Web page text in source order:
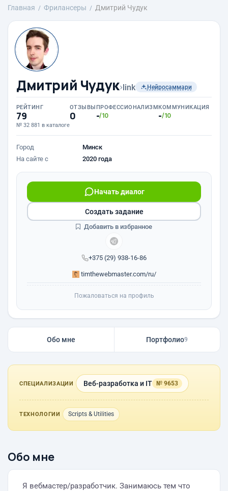
Главная Фрилансеры Дмитрий Чудук
Дмитрий Чудук›link Нейросаммари
РЕЙТИНГ
79
№ 32 881 в каталоге
ОТЗЫВЫ
0
ПРОФЕССИОНАЛИЗМ
-/10
КОММУНИКАЦИЯ
-/10
Город
Минск
На сайте с
2020 года
+375 (29) 938-16-86
Начать диалог
timthewebmaster.com/ru/
Создать задание
Добавить в избранное
Пожаловаться на профиль
Обо мне Портфолио9
СПЕЦИАЛИЗАЦИИ Веб-разработка и IT № 9653
ТЕХНОЛОГИИ Scripts & Utilities
Обо мне
Я вебмастер/разработчик. Занимаюсь тем что